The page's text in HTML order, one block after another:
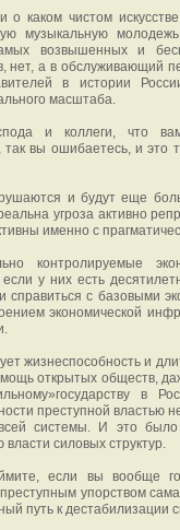
о каком чистом
музыкальную
возвышенных и
нет, а в обслуживающий
в истории
масштаба.
и коллеги, что
вы ошибаетесь, и это
и будут еще
угроза активно
именно с
контролируемые
у них есть
с базовыми
экономической
жизнеспособность и
открытых обществ,
в
преступной властью
системы. И это
силовых структур.
если вы вообще
упорством
путь к дестабилизации